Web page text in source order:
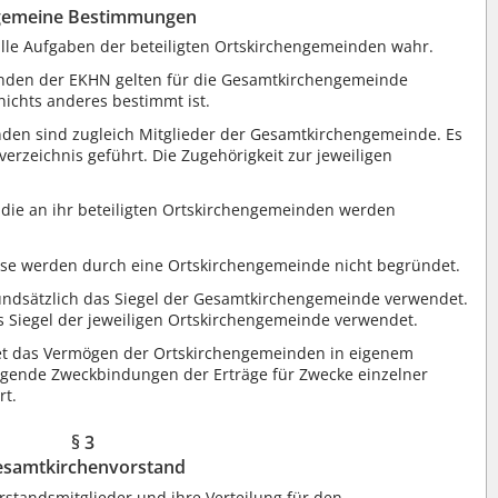
Bestimmungen
Aufgaben der beteiligten Ortskirchengemeinden wahr.
der EKHN gelten für die Gesamtkirchengemeinde
anderes bestimmt ist.
sind zugleich Mitglieder der Gesamtkirchengemeinde. Es
geführt. Die Zugehörigkeit zur jeweiligen
an ihr beteiligten Ortskirchengemeinden werden
werden durch eine Ortskirchengemeinde nicht begründet.
das Siegel der Gesamtkirchengemeinde verwendet.
der jeweiligen Ortskirchengemeinde verwendet.
das Vermögen der Ortskirchengemeinden in eigenem
Zweckbindungen der Erträge für Zwecke einzelner
§ 3